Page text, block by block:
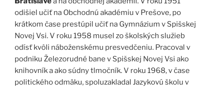
odišiel učiť na Obchodnú akadémiu v Prešove, po
krátkom čase prestúpil učiť na Gymnázium v Spišskej
Novej Vsi. V roku 1958 musel zo školských služieb
odísť kvôli náboženskému presvedčeniu. Pracoval v
podniku Železorudné bane v Spišskej Novej Vsi ako
knihovník a ako súdny tlmočník. V roku 1968, v čase
politického odmäku, spoluzakladal Jazykovú školu v